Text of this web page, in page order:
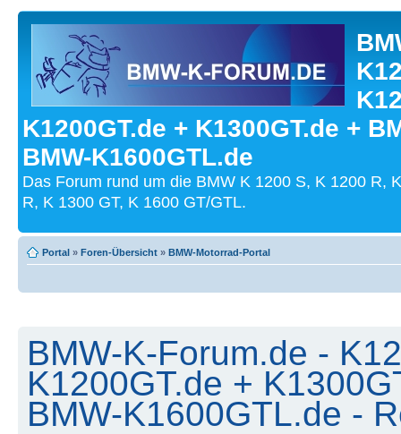
K1200GT.de + K1300GT.de +
BMW-K1600GTL.de
Das Forum rund um die BMW K 1200 S, K 1200 R,
R, K 1300 GT, K 1600 GT/GTL.
Portal » Foren-Übersicht » BMW-Motorrad-Portal
BMW-K-Forum.de -
K1200GT.de +
BMW-K1600GTL.de -